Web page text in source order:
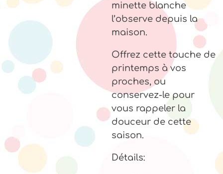
minette blanche
l’observe depuis la
maison.
Offrez cette touche de
printemps à vos
proches, ou
conservez-le pour
vous rappeler la
douceur de cette
saison.
Détails: